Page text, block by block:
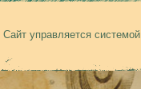
Сайт управляется системой